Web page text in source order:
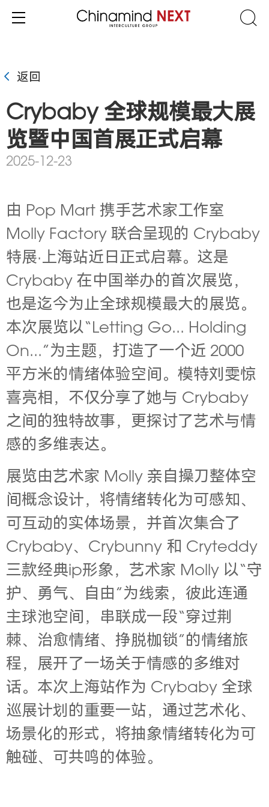
返回
Crybaby 全球规模最大展
览暨中国首展正式启幕
2025-12-23
由 Pop Mart 携手艺术家工作室
Molly Factory 联合呈现的 Crybaby
特展·上海站近日正式启幕。这是
Crybaby 在中国举办的首次展览，
也是迄今为止全球规模最大的展览。
本次展览以“Letting Go... Holding
On...”为主题，打造了一个近 2000
平方米的情绪体验空间。模特刘雯惊
喜亮相，不仅分享了她与 Crybaby
之间的独特故事，更探讨了艺术与情
感的多维表达。
展览由艺术家 Molly 亲自操刀整体空
间概念设计，将情绪转化为可感知、
可互动的实体场景，并首次集合了
Crybaby、Crybunny 和 Cryteddy
三款经典ip形象，艺术家 Molly 以“守
护、勇气、自由”为线索，彼此连通
主球池空间，串联成一段“穿过荆
棘、治愈情绪、挣脱枷锁”的情绪旅
程，展开了一场关于情感的多维对
话。本次上海站作为 Crybaby 全球
巡展计划的重要一站，通过艺术化、
场景化的形式，将抽象情绪转化为可
触碰、可共鸣的体验。